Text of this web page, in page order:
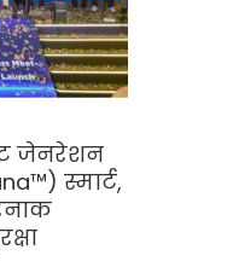
जेनरेशन
स्मार्ट,